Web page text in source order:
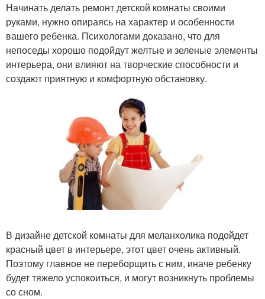
Начинать делать ремонт детской комнаты своими
руками, нужно опираясь на характер и особенности
вашего ребенка. Психологами доказано, что для
непоседы хорошо подойдут желтые и зеленые элементы
интерьера, они влияют на творческие способности и
создают приятную и комфортную обстановку.
В дизайне детской комнаты для меланхолика подойдет
красный цвет в интерьере, этот цвет очень активный.
Поэтому главное не переборщить с ним, иначе ребенку
будет тяжело успокоиться, и могут возникнуть проблемы
со сном.